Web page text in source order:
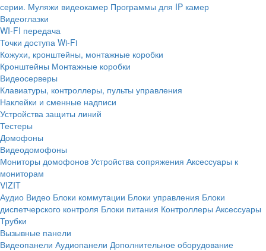
серии. Муляжи видеокамер Программы для IP камер
Видеоглазки
WI-FI передача
Точки доступа Wi-Fi
Кожухи, кронштейны, монтажные коробки
Кронштейны Монтажные коробки
Видеосерверы
Клавиатуры, контроллеры, пульты управления
Наклейки и сменные надписи
Устройства защиты линий
Тестеры
Домофоны
Видеодомофоны
Мониторы домофонов Устройства сопряжения Аксессуары к
мониторам
VIZIT
Аудио Видео Блоки коммутации Блоки управления Блоки
диспетчерского контроля Блоки питания Контроллеры Аксессуары
Трубки
Вызывные панели
Видеопанели Аудиопанели Дополнительное оборудование